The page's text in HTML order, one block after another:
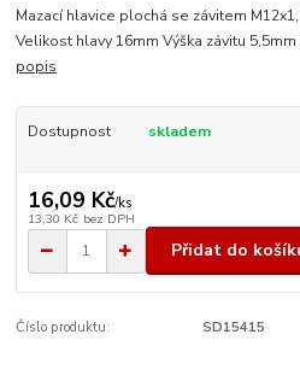
Mazací hlavice plochá se závitem
Velikost hlavy 16mm Výška závitu
popis
Dostupnost skladem
16,09 Kč/ks
13,30 Kč bez DPH
Přidat do
Číslo produktu: SD15415